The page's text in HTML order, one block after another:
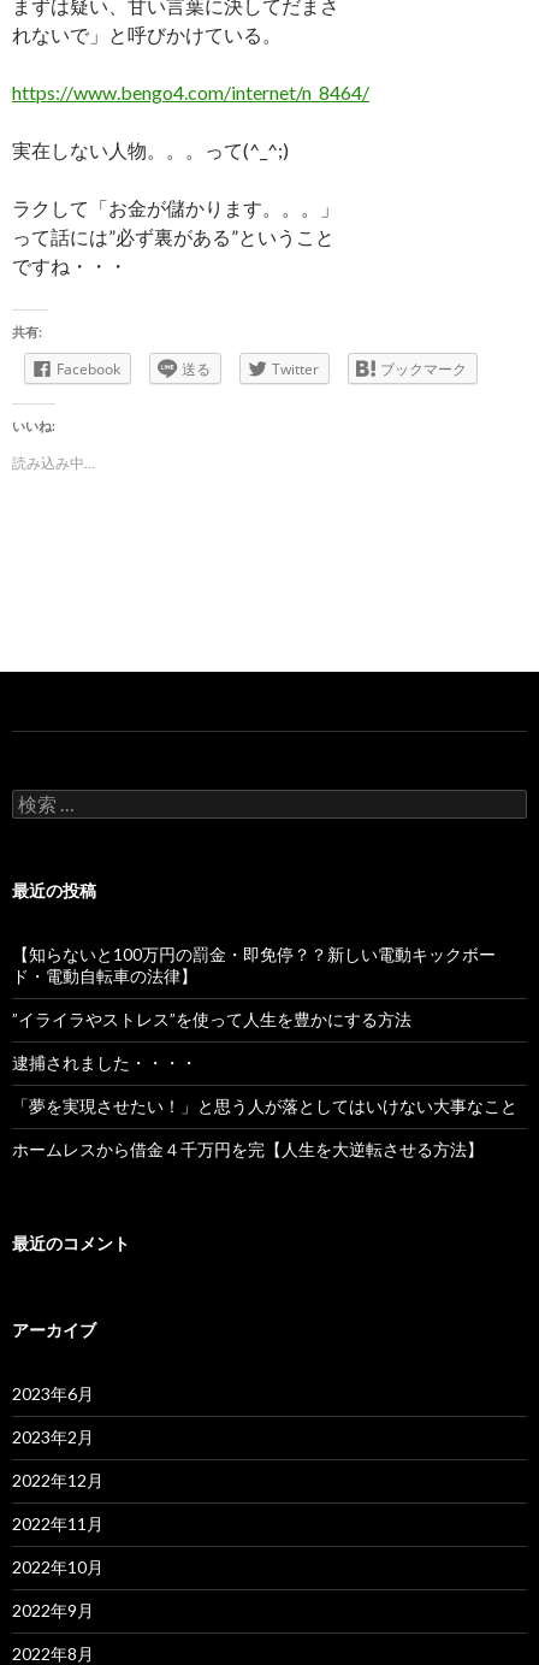
まずは疑い、甘い言葉に決してだまさ
れないで」と呼びかけている。
https://www.bengo4.com/internet/n_8464/
実在しない人物。。。って(^_^;)
ラクして「お金が儲かります。。。」
って話には”必ず裏がある”ということ
ですね・・・
共有:
Facebook 送る Twitter ブックマーク
いいね:
読み込み中...
検
索:
最近の投稿
【知らないと100万円の罰金・即免停？？新しい電動キックボー
ド・電動自転車の法律】
”イライラやストレス”を使って人生を豊かにする方法
逮捕されました・・・・
「夢を実現させたい！」と思う人が落としてはいけない大事なこと
ホームレスから借金４千万円を完【人生を大逆転させる方法】
最近のコメント
アーカイブ
2023年6月
2023年2月
2022年12月
2022年11月
2022年10月
2022年9月
2022年8月